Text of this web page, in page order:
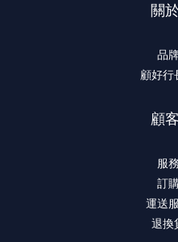
關
品
顧好行
顧
服
訂
運送
退換